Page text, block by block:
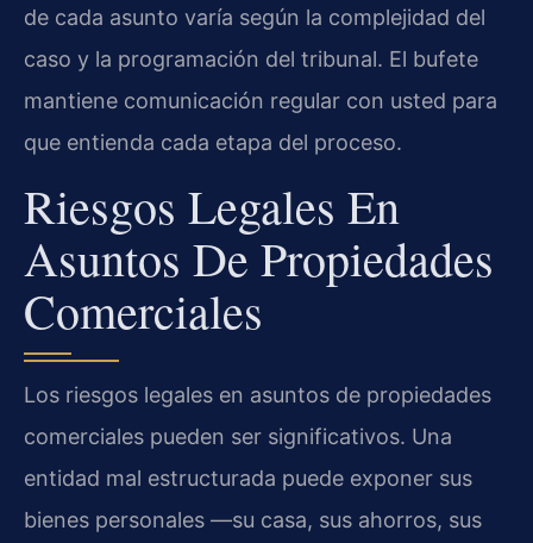
de cada asunto varía según la complejidad del
caso y la programación del tribunal. El bufete
mantiene comunicación regular con usted para
que entienda cada etapa del proceso.
Riesgos Legales En
Asuntos De Propiedades
Comerciales
Los riesgos legales en asuntos de propiedades
comerciales pueden ser significativos. Una
entidad mal estructurada puede exponer sus
bienes personales —su casa, sus ahorros, sus